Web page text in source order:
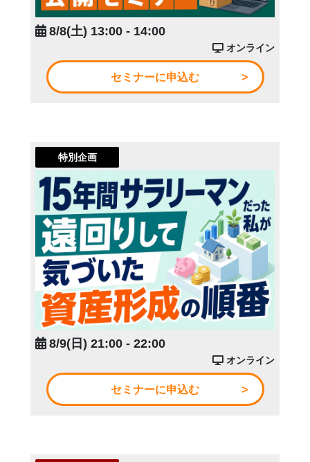
8/8(土) 13:00 - 14:00
オンライン
セミナーに申込む
特別企画
8/9(日) 21:00 - 22:00
オンライン
セミナーに申込む